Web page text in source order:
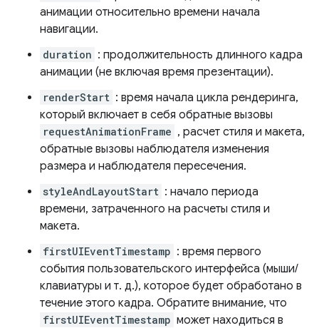
анимации относительно времени начала
навигации.
duration : продолжительность длинного кадра
анимации (не включая время презентации).
renderStart : время начала цикла рендеринга,
который включает в себя обратные вызовы
requestAnimationFrame , расчет стиля и макета,
обратные вызовы наблюдателя изменения
размера и наблюдателя пересечения.
styleAndLayoutStart : начало периода
времени, затраченного на расчеты стиля и
макета.
firstUIEventTimestamp : время первого
события пользовательского интерфейса (мыши/
клавиатуры и т. д.), которое будет обработано в
течение этого кадра. Обратите внимание, что
firstUIEventTimestamp может находиться в